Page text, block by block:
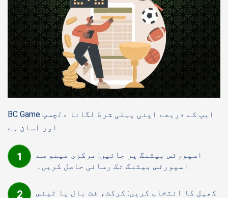
BC Game ایپ کے ذریعے اپنی پہلی شرط لگانا دلچسپ
اور آسان ہے:
اسپورٹس بیٹنگ پر جائیں: مرکزی مینو سے
اسپورٹس بیٹنگ تک رسائی حاصل کریں۔
کھیل کا انتخاب کریں: کرکٹ، فٹ بال یا ٹینس